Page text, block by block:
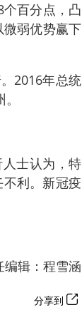
百分点，凸
弱优势赢下
2016年总统
士认为，特
利。新冠疫
编辑：程雪涵
分享到